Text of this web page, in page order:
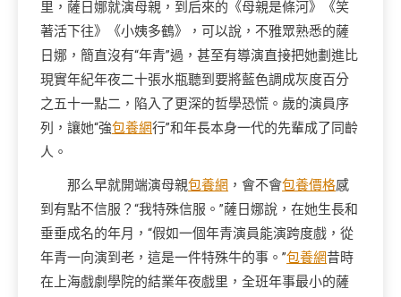
里，薩日娜就演母親，到后來的《母親是條河》《笑
著活下往》《小姨多鶴》，可以說，不雅眾熟悉的薩
日娜，簡直沒有“年青”過，甚至有導演直接把她劃進比
現實年紀年夜二十張水瓶聽到要將藍色調成灰度百分
之五十一點二，陷入了更深的哲學恐慌。歲的演員序
列，讓她“強包養網行”和年長本身一代的先輩成了同齡
人。
那么早就開端演母親包養網 ，會不會包養價格感
到有點不信服？“我特殊信服。”薩日娜說，在她生長和
垂垂成名的年月，“假如一個年青演員能演跨度戲，從
年青一向演到老，這是一件特殊牛的事。”包養網昔時
在上海戲劇學院的結業年夜戲里，全班年事最小的薩